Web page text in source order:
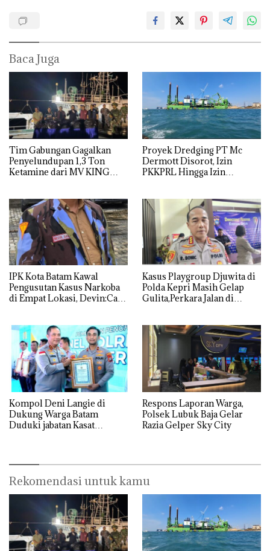
Baca Juga
Tim Gabungan Gagalkan
Penyelundupan 1,3 Ton
Ketamine dari MV KING
Proyek Dredging PT Mc
Dermott Disorot, Izin
PKKPRL Hingga Izin
IPK Kota Batam Kawal
Pengusutan Kasus Narkoba
di Empat Lokasi, Devin:Cari
Kasus Playgroup Djuwita di
Polda Kepri Masih Gelap
Gulita,Perkara Jalan di
Kompol Deni Langie di
Dukung Warga Batam
Duduki jabatan Kasat
Respons Laporan Warga,
Polsek Lubuk Baja Gelar
Razia Gelper Sky City
Rekomendasi untuk kamu